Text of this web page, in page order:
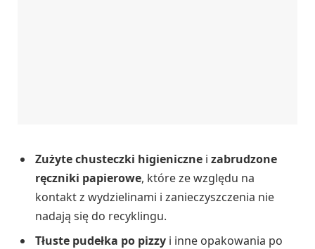
Zużyte chusteczki higieniczne i zabrudzone
ręczniki papierowe, które ze względu na
kontakt z wydzielinami i zanieczyszczenia nie
nadają się do recyklingu.
Tłuste pudełka po pizzy i inne opakowania po